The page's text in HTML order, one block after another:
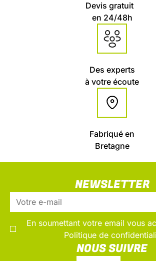
Devis gratuit
en 24/48h
Des experts
à votre écoute
Fabriqué en
Bretagne
NEWSLETTER
En soumettant votre email vous
Politique de
NOUS SUIVRE